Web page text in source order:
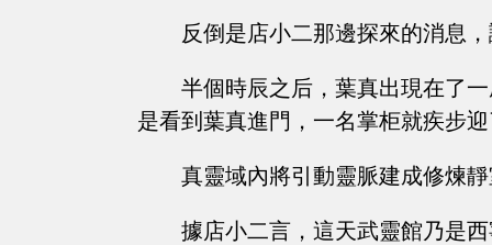
反倒是店小二那邊探來的消息
半個時辰之后，葉真出現在了
是看到葉真進門，一名掌柜就疾步
真靈域內將引動靈脈建成修煉
據店小二言，這天武靈館乃是